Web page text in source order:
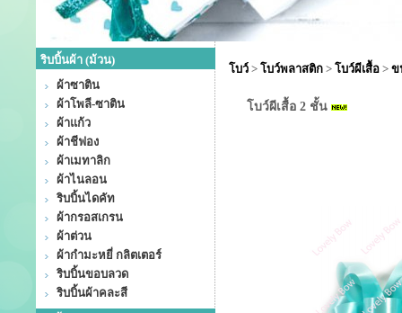
ริบบิ้นผ้า (ม้วน)
ผ้าซาติน
ผ้าโพลี-ซาติน
ผ้าแก้ว
ผ้าชีฟอง
ผ้าเมทาลิก
ผ้าไนลอน
ริบบิ้นไดคัท
ผ้ากรอสเกรน
ผ้าต่วน
ผ้ากำมะหยี่ กลิตเตอร์
ริบบิ้นขอบลวด
ริบบิ้นผ้าคละสี
โบว์ > โบว์พลาสติก > โบว์ผีเสื้อ > ข
โบว์ผีเสื้อ 2 ชั้น